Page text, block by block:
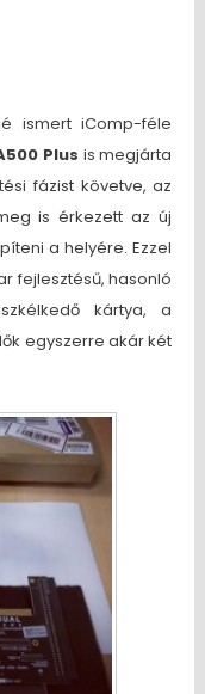
ismert iComp-féle
Plus is megjárta
fázist követve, az
is érkezett az új
a helyére. Ezzel
fejlesztésű, hasonló
kártya, a
egyszerre akár két